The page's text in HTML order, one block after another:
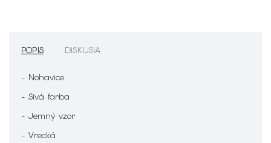
POPIS DISKUSIA
- Nohavice
- Sivá farba
- Jemný vzor
- Vrecká